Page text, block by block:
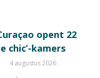
opent 22
chic’-kamers
4 augustus 2026